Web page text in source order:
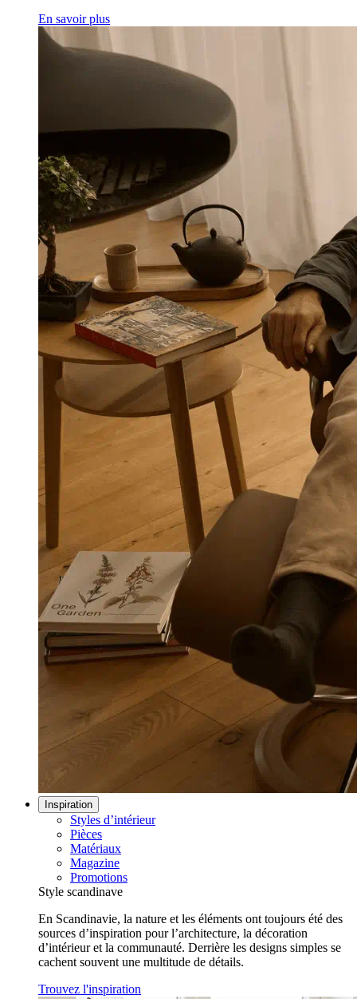
En savoir plus
Inspiration
Styles d’intérieur
Pièces
Matériaux
Magazine
Promotions
Style scandinave
En Scandinavie, la nature et les éléments ont toujours été des
sources d’inspiration pour l’architecture, la décoration
d’intérieur et la communauté. Derrière les designs simples se
cachent souvent une multitude de détails.
Trouvez l'inspiration